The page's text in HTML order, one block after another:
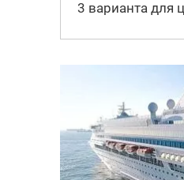
3 варианта для